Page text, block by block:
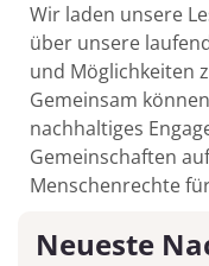
Wir laden unsere
über unsere
und Möglichkeiten
Gemeinsam
nachhaltiges
Gemeinschaften
Menschenrechte
Neueste